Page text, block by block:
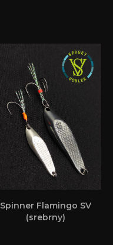
Spinner Flamingo SV
(srebrny)